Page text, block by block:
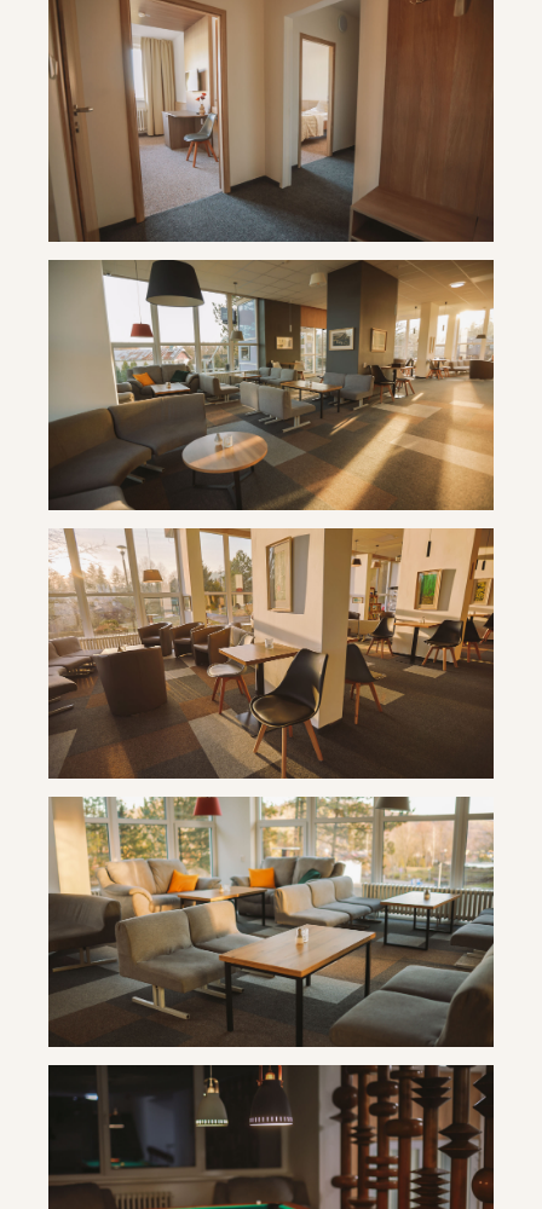
Travertín ***
Travertín ***
Travertín ***
Travertín ***